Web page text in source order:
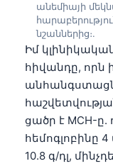
անեմիայի
նշաններից։.
Իմ
հիվանդը, որն
ցածր է MCH-
հեմոգլոբինը 4
10.8 գ/դլ,